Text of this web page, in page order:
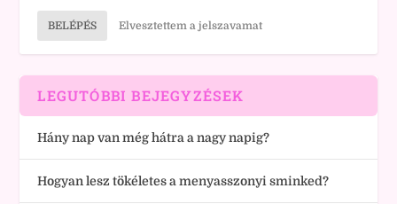
BELÉPÉS Elvesztettem a jelszavamat
LEGUTÓBBI BEJEGYZÉSEK
Hány nap van még hátra a nagy napig?
Hogyan lesz tökéletes a menyasszonyi sminked?